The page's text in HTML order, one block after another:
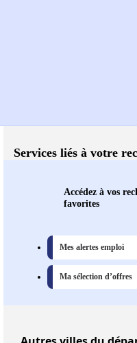
Services liés à votre
Accédez à vos
favorites
Mes alertes emploi
Ma sélection d’offres